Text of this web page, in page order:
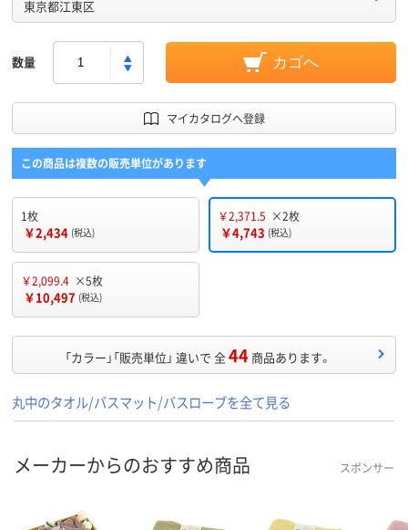
東京都江東区
数量 カゴへ
マイカタログへ登録
この商品は複数の販売単位があります
1枚
￥2,434 (税込)
￥2,371.5 ×2枚
￥4,743 (税込)
￥2,099.4 ×5枚
￥10,497 (税込)
「カラー」「販売単位」 違いで 全44 商品あります。
丸中のタオル/バスマット/バスローブを全て見る
メーカーからのおすすめ商品 スポンサー